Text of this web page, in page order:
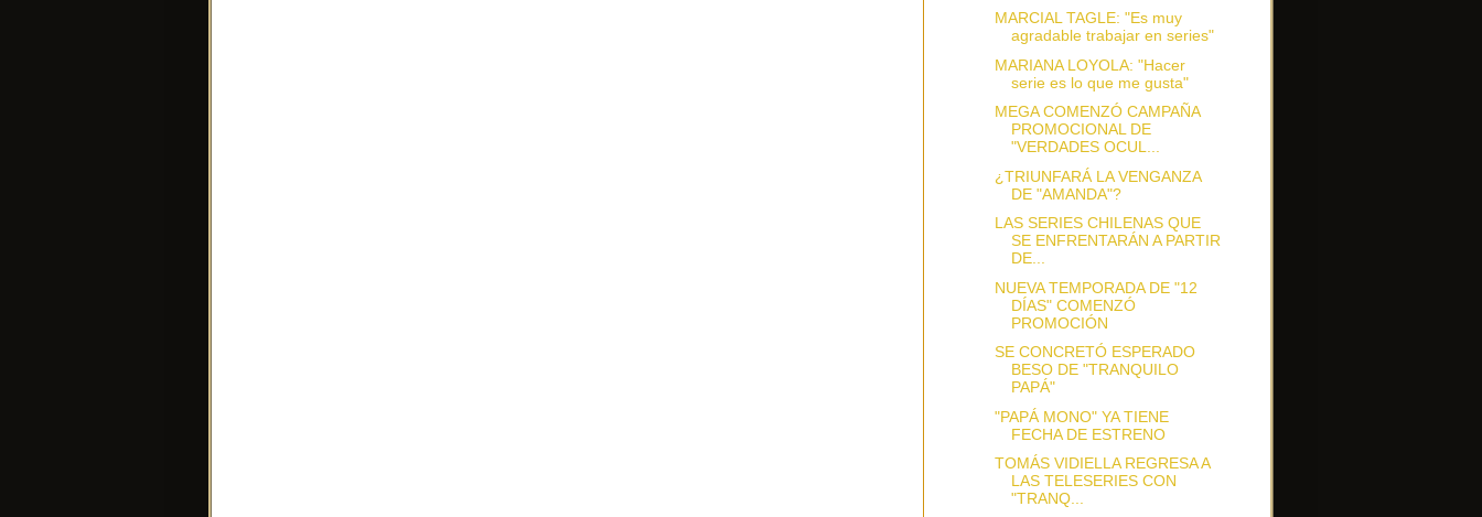
MARCIAL TAGLE: "Es muy
agradable trabajar en series"
MARIANA LOYOLA: "Hacer
serie es lo que me gusta"
MEGA COMENZÓ CAMPAÑA
PROMOCIONAL DE
"VERDADES OCUL...
¿TRIUNFARÁ LA VENGANZA
DE "AMANDA"?
LAS SERIES CHILENAS QUE
SE ENFRENTARÁN A PARTIR
DE...
NUEVA TEMPORADA DE "12
DÍAS" COMENZÓ
PROMOCIÓN
SE CONCRETÓ ESPERADO
BESO DE "TRANQUILO
PAPÁ"
"PAPÁ MONO" YA TIENE
FECHA DE ESTRENO
TOMÁS VIDIELLA REGRESA A
LAS TELESERIES CON
"TRANQ...